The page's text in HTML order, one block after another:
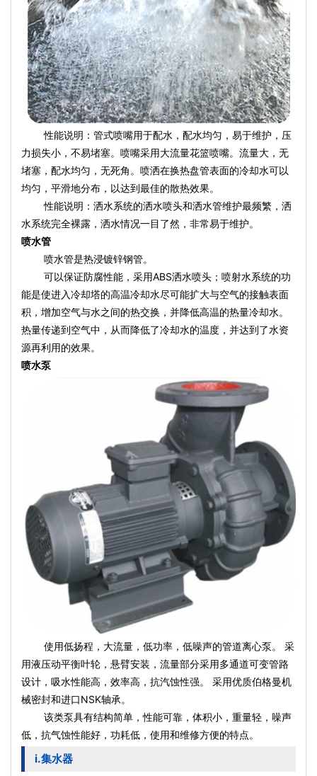
性能说明：管式喷嘴用于配水，配水均匀，易于维护，压
力损失小，不易堵塞。喷嘴采用大流量花篮喷嘴。流量大，无
堵塞，配水均匀，无死角。喷洒在换热盘管表面的冷却水可以
均匀，平滑地分布，以达到最佳的散热效果。
性能说明：洒水系统的洒水喷头和洒水管维护最频繁，洒
水系统完全裸露，洒水情况一目了然，非常易于维护。
喷水管
喷水管是热浸镀锌钢管。
可以保证防腐性能，采用ABS洒水喷头；喷射水系统的功
能是使进入冷却塔的高温冷却水尽可能扩大与空气的接触表面
积，增加空气与水之间的热交换，并降低高温的热量冷却水。
热量传递到空气中，从而降低了冷却水的温度，并达到了水资
源再利用的效果。
喷水泵
使用低扬程，大流量，低功率，低噪声的管道离心泵。 采
用液压动平衡叶轮，悬臂安装，流量部分采用多通道可变管路
设计，吸水性能高，效率高，抗汽蚀性强。 采用优质伯格曼机
械密封和进口NSK轴承。
该类泵具有结构简单，性能可靠，体积小，重量轻，噪声
低，抗气蚀性能好，功耗低，使用和维修方便的特点。
i.集水器